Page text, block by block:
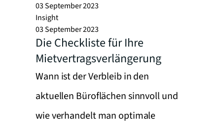
03 September 2023
Insight
03 September 2023
Die Checkliste für Ihre
Mietvertragsverlängerung
Wann ist der Verbleib in den
aktuellen Büroflächen sinnvoll und
wie verhandelt man optimale